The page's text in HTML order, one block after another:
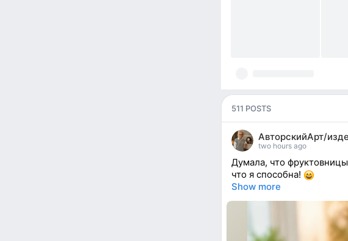
511 POSTS
АвторскийАрт/
two hours ago
Думала, что
что я способна!
Show more